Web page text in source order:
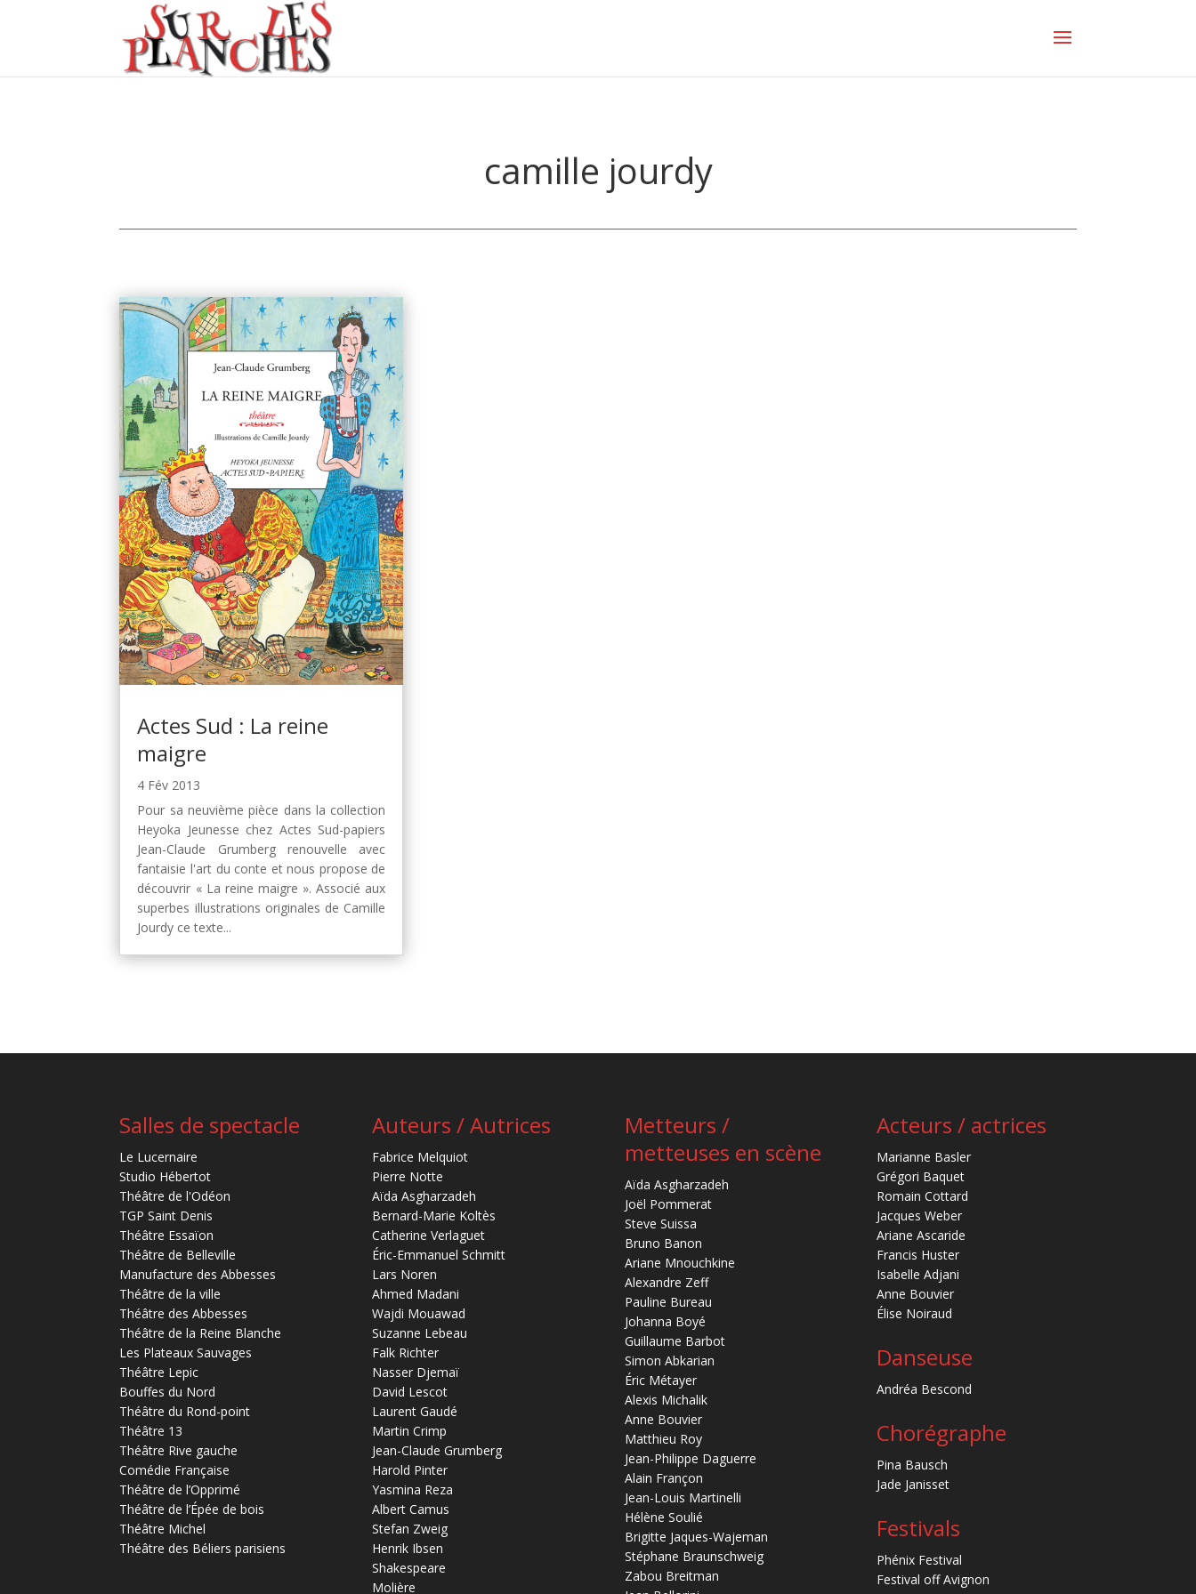
camille jourdy
Actes Sud : La reine
maigre
4 Fév 2013
Pour sa neuvième pièce dans la collection
Heyoka Jeunesse chez Actes Sud-papiers
Jean-Claude Grumberg renouvelle avec
fantaisie l'art du conte et nous propose de
découvrir « La reine maigre ». Associé aux
superbes illustrations originales de Camille
Jourdy ce texte...
Salles de spectacle
Le Lucernaire
Studio Hébertot
Théâtre de l'Odéon
TGP Saint Denis
Théâtre Essaïon
Théâtre de Belleville
Manufacture des Abbesses
Théâtre de la ville
Théâtre des Abbesses
Théâtre de la Reine Blanche
Les Plateaux Sauvages
Théâtre Lepic
Bouffes du Nord
Théâtre du Rond-point
Théâtre 13
Théâtre Rive gauche
Comédie Française
Théâtre de l’Opprimé
Théâtre de l’Épée de bois
Théâtre Michel
Théâtre des Béliers parisiens
Auteurs / Autrices
Fabrice Melquiot
Pierre Notte
Aïda Asgharzadeh
Bernard-Marie Koltès
Catherine Verlaguet
Éric-Emmanuel Schmitt
Lars Noren
Ahmed Madani
Wajdi Mouawad
Suzanne Lebeau
Falk Richter
Nasser Djemaï
David Lescot
Laurent Gaudé
Martin Crimp
Jean-Claude Grumberg
Harold Pinter
Yasmina Reza
Albert Camus
Stefan Zweig
Henrik Ibsen
Shakespeare
Molière
Metteurs /
metteuses en scène
Aïda Asgharzadeh
Joël Pommerat
Steve Suissa
Bruno Banon
Ariane Mnouchkine
Alexandre Zeff
Pauline Bureau
Johanna Boyé
Guillaume Barbot
Simon Abkarian
Éric Métayer
Alexis Michalik
Anne Bouvier
Matthieu Roy
Jean-Philippe Daguerre
Alain Françon
Jean-Louis Martinelli
Hélène Soulié
Brigitte Jaques-Wajeman
Stéphane Braunschweig
Zabou Breitman
Acteurs / actrices
Marianne Basler
Grégori Baquet
Romain Cottard
Jacques Weber
Ariane Ascaride
Francis Huster
Isabelle Adjani
Anne Bouvier
Élise Noiraud
Danseuse
Andréa Bescond
Chorégraphe
Pina Bausch
Jade Janisset
Festivals
Phénix Festival
Festival off Avignon